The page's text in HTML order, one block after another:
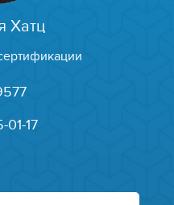
Хатц
01-17